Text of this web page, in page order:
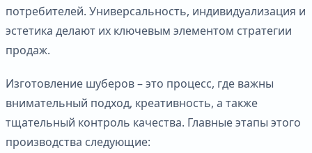
потребителей. Универсальность, индивидуализация и
эстетика делают их ключевым элементом стратегии
продаж.
Изготовление шуберов – это процесс, где важны
внимательный подход, креативность, а также
тщательный контроль качества. Главные этапы этого
производства следующие: